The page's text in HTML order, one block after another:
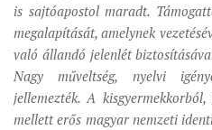
is sajtóapostol maradt.
megalapítását, amelynek
való állandó jelenlét
Nagy műveltség, nyelvi
jellemezték. A
mellett erős magyar nemzeti